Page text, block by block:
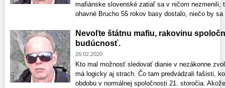
mafiánske slovenské zatiaľ sa v ničom
ohavné Brucho 55 rokov basy dostalo, niečo by
Nevoľte štátnu mafiu, rakovinu
budúcnosť.
26.02.2020
Kto mal možnosť sledovať dianie v nezákonne
má logicky aj strach. Čo tam predvádzali fašisti,
obdobu v normálnej spoločnosti 21. storočia.